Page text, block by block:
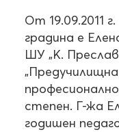
От 19.09.2011
градина е
ШУ „К.
степен. Г-жа
годишен